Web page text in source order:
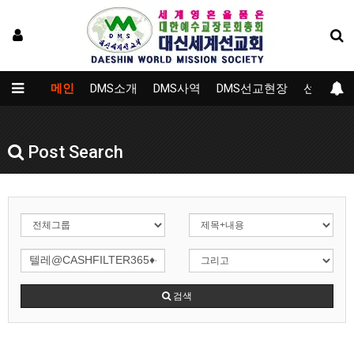
메인 DMS소개 DMS사역 DMS선교현장 선교대학
Post Search
검색